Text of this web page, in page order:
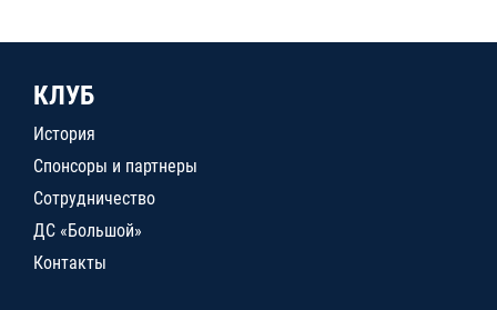
КЛУБ
История
Спонсоры и партнеры
Сотрудничество
ДС «Большой»
Контакты